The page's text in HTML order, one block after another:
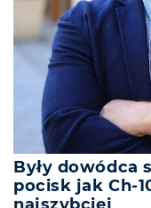
Były dowódca
pocisk jak Ch-